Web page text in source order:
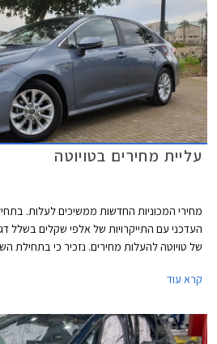
עליית מחירים בטויוטה
מחירי המכוניות החדשות ממשיכים לעלות.
העדכני עם התייקרויות של אלפי שקלים בשלל
של טויוטה להעלות מחירים. נזכיר כי בתחילת
הודעה של היצרנית על פיה עקב עיכובים
זמני ההמתנה לרכבים חדשים. שיווקה של
חודשים בעוד דגמים נוספים לא יסופקו
קרא עוד